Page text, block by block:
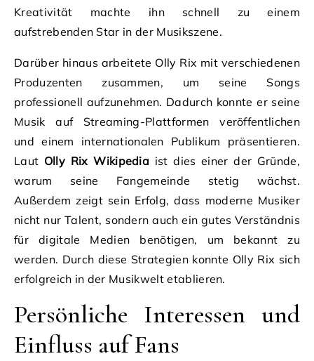
Kreativität machte ihn schnell zu einem
aufstrebenden Star in der Musikszene.
Darüber hinaus arbeitete Olly Rix mit verschiedenen
Produzenten zusammen, um seine Songs
professionell aufzunehmen. Dadurch konnte er seine
Musik auf Streaming-Plattformen veröffentlichen
und einem internationalen Publikum präsentieren.
Laut Olly Rix Wikipedia ist dies einer der Gründe,
warum seine Fangemeinde stetig wächst.
Außerdem zeigt sein Erfolg, dass moderne Musiker
nicht nur Talent, sondern auch ein gutes Verständnis
für digitale Medien benötigen, um bekannt zu
werden. Durch diese Strategien konnte Olly Rix sich
erfolgreich in der Musikwelt etablieren.
Persönliche Interessen und
Einfluss auf Fans